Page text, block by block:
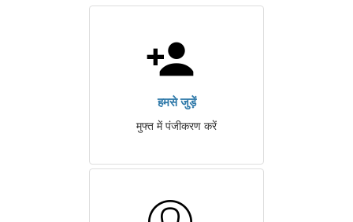
हमसे जुड़ें
मुफ्त में पंजीकरण करें